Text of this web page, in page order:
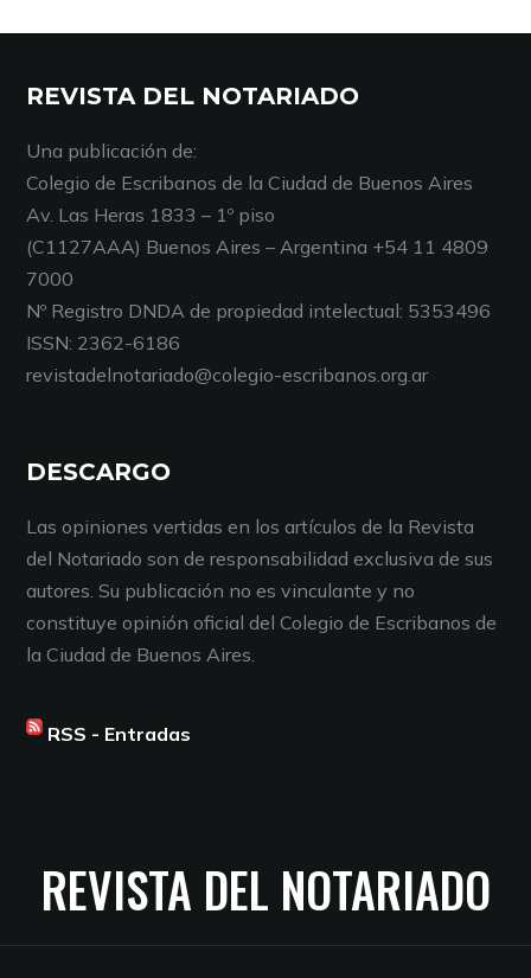
REVISTA DEL NOTARIADO
Una publicación de:
Colegio de Escribanos de la Ciudad de Buenos Aires
Av. Las Heras 1833 – 1º piso
(C1127AAA) Buenos Aires – Argentina +54 11 4809
7000
Nº Registro DNDA de propiedad intelectual: 5353496
ISSN: 2362-6186
revistadelnotariado@colegio-escribanos.org.ar
DESCARGO
Las opiniones vertidas en los artículos de la Revista
del Notariado son de responsabilidad exclusiva de sus
autores. Su publicación no es vinculante y no
constituye opinión oficial del Colegio de Escribanos de
la Ciudad de Buenos Aires.
RSS - Entradas
REVISTA DEL NOTARIADO